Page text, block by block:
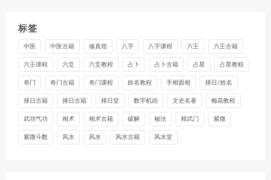
标签
中医 中医古籍 修真馆 八字 八字课程 六壬 六壬古籍
六壬课程 六爻 六爻教程 占卜 占卜古籍 占星 占星教程
奇门 奇门古籍 奇门课程 姓名教程 手相面相 择日/姓名
择日古籍 择日古籍 择日堂 数字机凶 文史名著 梅花教程
武功气功 相术 相术古籍 破解 秘法 精武门 紫微
紫微斗数 风水 风水 风水古籍 风水堂